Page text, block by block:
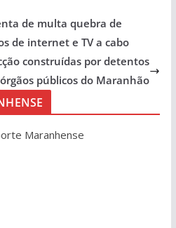
de multa quebra de
de internet e TV a cabo
construídas por detentos
públicos do Maranhão
Maranhense